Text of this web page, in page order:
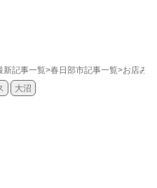
新記事一覧>春日部市記事一覧>お店み
大沼